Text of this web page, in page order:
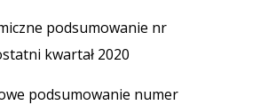
podsumowanie nr
kwartał 2020
podsumowanie numer